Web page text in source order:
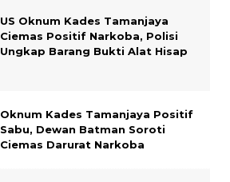
US Oknum Kades Tamanjaya
Ciemas Positif Narkoba, Polisi
Ungkap Barang Bukti Alat Hisap
Oknum Kades Tamanjaya Positif
Sabu, Dewan Batman Soroti
Ciemas Darurat Narkoba